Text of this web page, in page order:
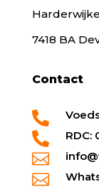
7418 BA
Contact

 RDC:

